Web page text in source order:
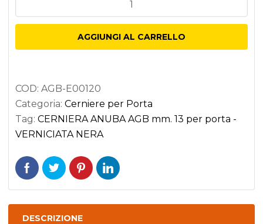
ANUBA
mm.
-
VERNICIATA
quantità
AGGIUNGI AL CARRELLO
COD: AGB-E00120
Categoria: Cerniere per Porta
Tag: CERNIERA ANUBA AGB mm. 13 per porta -
VERNICIATA NERA
DESCRIZIONE